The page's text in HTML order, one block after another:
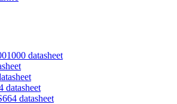
datasheet
datasheet
datasheet